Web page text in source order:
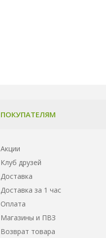
ПОКУПАТЕЛЯМ
Акции
Клуб друзей
Доставка
Доставка за 1 час
Оплата
Магазины и ПВЗ
Возврат товара